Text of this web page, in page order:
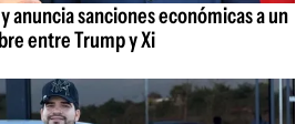
anuncia sanciones económicas a un
entre Trump y Xi